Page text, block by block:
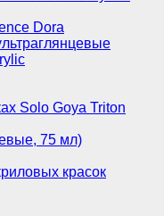
Dora
Solo Goya Triton
75 мл)
красок